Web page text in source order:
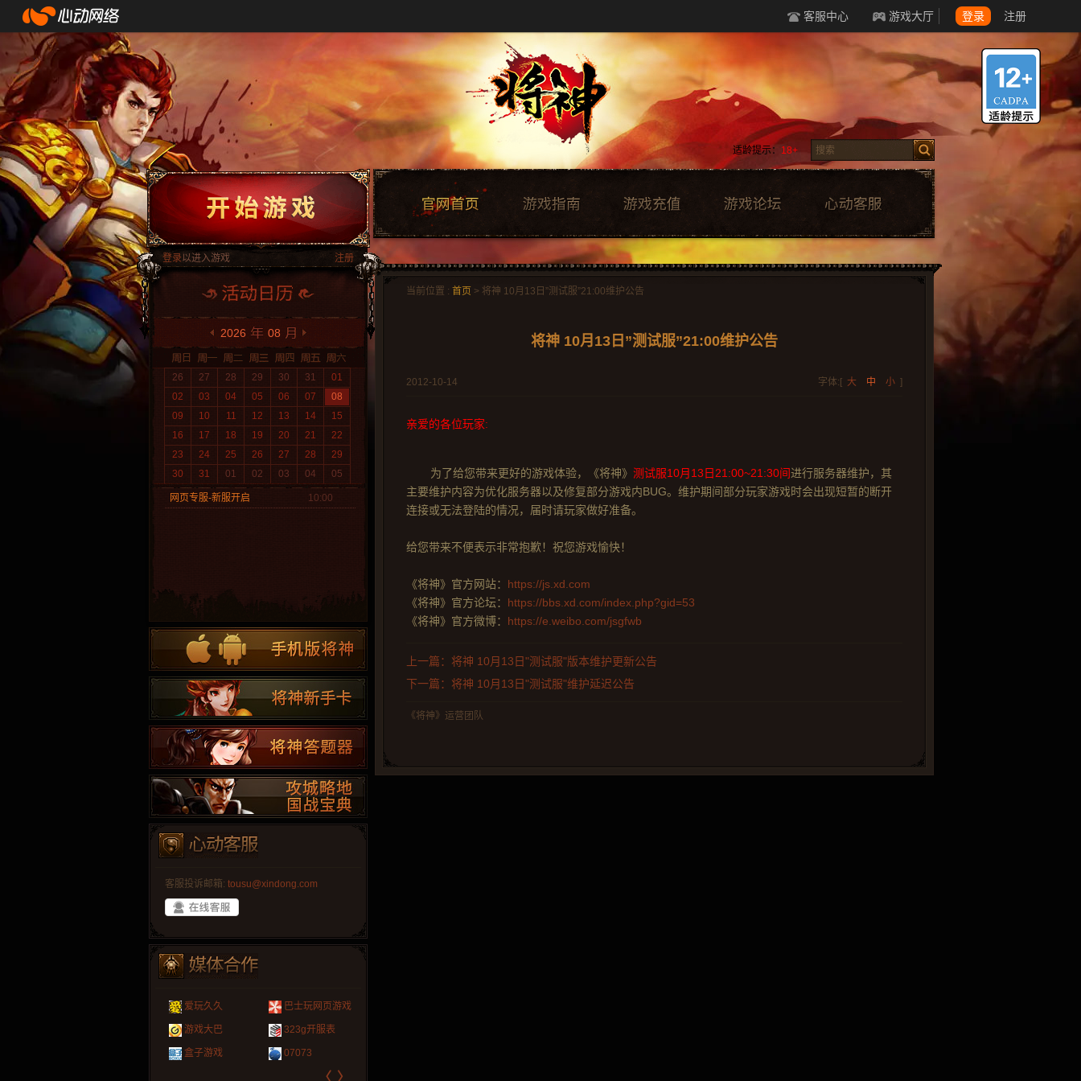
客服中心 游戏大厅 登录 注册
适龄提示： 18+
登录以进入游戏 注册
2026 08
26 27 28 29 30 31
01
02
03 04 05 06 07
08
09
10 11 12 13 14
15
16
17 18 19 20 21
22
23
24 25 26 27 28
29
30
31 01 02 03 04 05
网页专服-新服开启 10:00
客服投诉邮箱: tousu@xindong.com
爱玩久久 巴士玩网页游戏
游戏大巴 323g开服表
盒子游戏 07073
〈 〉
当前位置 : 首页 > 将神 10月13日”测试服”21:00维护公告
将神 10月13日”测试服”21:00维护公告
2012-10-14 字体:[ 大 中 小 ]
亲爱的各位玩家:
为了给您带来更好的游戏体验，《将神》 测试服10月13日21:00~21:30间进行服务器维护，其
主要维护内容为优化服务器以及修复部分游戏内BUG。维护期间部分玩家游戏时会出现短暂的断开
连接或无法登陆的情况，届时请玩家做好准备。
给您带来不便表示非常抱歉！祝您游戏愉快！
《将神》官方网站： https://js.xd.com
《将神》官方论坛： https://bbs.xd.com/index.php?gid=53
《将神》官方微博： https://e.weibo.com/jsgfwb
上一篇：将神 10月13日"测试服"版本维护更新公告
下一篇：将神 10月13日"测试服"维护延迟公告
《将神》运营团队